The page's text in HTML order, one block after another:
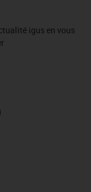
igus en vous